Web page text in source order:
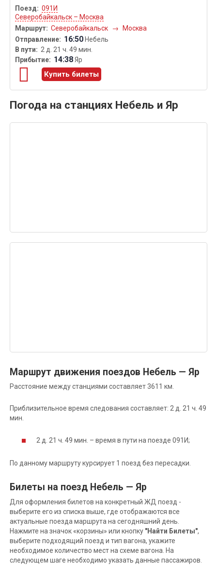
091И
Северобайкальск – Москва
Северобайкальск
→ Москва
16:50 Небель
2 д. 21 ч. 49 мин.
14:38Яр
Купить билеты
Погода на станциях Небель и Яр
Маршрут движения поездов Небель — Яр
Расстояние между станциями составляет 3611 км.
Приблизительное время следования составляет: 2 д. 21 ч. 49
мин.
2 д. 21 ч. 49 мин. – время в пути на поезде 091И;
По данному маршруту курсирует 1 поезд без пересадки.
Билеты на поезд Небель — Яр
Для оформления билетов на конкретный ЖД поезд -
выберите его из списка выше, где отображаются все
актуальные поезда маршрута на сегодняшний день.
Нажмите на значок «корзины» или кнопку "Найти Билеты",
выберите подходящий поезд и тип вагона, укажите
необходимое количество мест на схеме вагона. На
следующем шаге необходимо указать данные пассажиров.